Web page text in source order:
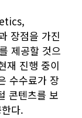
장점을 가진
제공할 것으
재 진행 중이
수수료가 장
콘텐츠를 보
다.